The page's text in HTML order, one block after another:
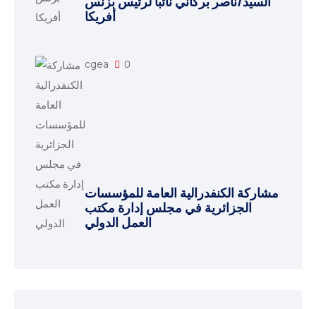
أفريكا
cgea 0
مشاركة الكنفدرالية العامة للمؤسسات
الجزائرية في مجلس إدارة مكتب
العمل الدولي